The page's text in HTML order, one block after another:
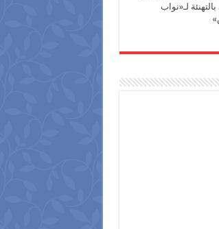
لـ«نواب